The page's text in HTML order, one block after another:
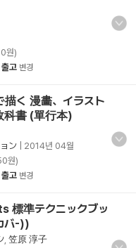
원)
고 변경
く 漫畵、イラスト
科書 (單行本)
ン
2014년 04월
원)
고 변경
準テクニックブッ
バ-))
笠原 淳子